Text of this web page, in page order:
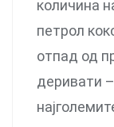
количина
петрол
отпад од
деривати